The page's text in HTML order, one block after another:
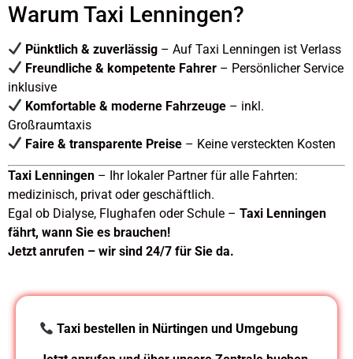
Warum Taxi Lenningen?
Pünktlich & zuverlässig – Auf Taxi Lenningen ist Verlass
Freundliche & kompetente Fahrer – Persönlicher Service
inklusive
Komfortable & moderne Fahrzeuge – inkl.
Großraumtaxis
Faire & transparente Preise – Keine versteckten Kosten
Taxi Lenningen – Ihr lokaler Partner für alle Fahrten:
medizinisch, privat oder geschäftlich.
Egal ob Dialyse, Flughafen oder Schule – Taxi Lenningen
fährt, wann Sie es brauchen!
Jetzt anrufen – wir sind 24/7 für Sie da.
Taxi bestellen in Nürtingen und Umgebung